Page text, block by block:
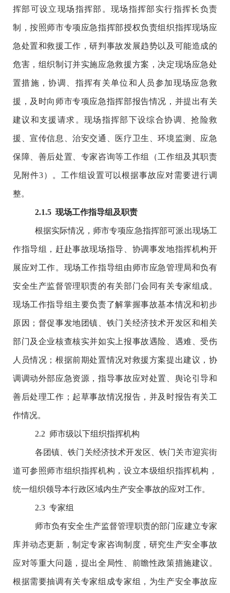
挥部可设立现场指挥部。现场指挥部实行指挥长负责
制，按照师市专项应急指挥部授权负责组织指挥现场应
急处置和救援工作，研判事故发展趋势以及可能造成的
危害，组织制订并实施应急救援方案，决定现场应急处
置措施，协调、指挥有关单位和人员参加现场应急救
援，及时向师市专项应急指挥部报告情况，并提出有关
建议和支援请求。现场指挥部下设综合协调、抢险救
援、宣传信息、治安交通、医疗卫生、环境监测、应急
保障、善后处置、专家咨询等工作组（工作组及其职责
见附件3）。工作组设置可以根据事故应对需要进行调
整。
2.1.5 现场工作指导组及职责
根据实际情况，师市专项应急指挥部可派出现场工
作指导组，赶赴事故现场指导、协调事发地指挥机构开
展应对工作。现场工作指导组由师市应急管理局和负有
安全生产监督管理职责的有关部门会同有关专家组成。
现场工作指导组主要负责了解掌握事故基本情况和初步
原因；督促事发地团镇、铁门关经济技术开发区和相关
部门及企业核查核实并如实上报事故遇险、遇难、受伤
人员情况；根据前期处置情况对救援方案提出建议，协
调调动外部应急资源，指导事故应对处置、舆论引导和
善后处理工作；起草事故情况报告，并及时报告有关工
作情况。
2.2 师市级以下组织指挥机构
各团镇、铁门关经济技术开发区、铁门关市迎宾街
道可参照师市组织指挥机构，设立本级组织指挥机构，
统一组织领导本行政区域内生产安全事故的应对工作。
2.3 专家组
师市负有安全生产监督管理职责的部门应建立专家
库并动态更新，制定专家咨询制度，研究生产安全事故
应对等重大问题，提出全局性、前瞻性政策措施建议。
根据需要抽调有关专家组成专家组，为生产安全事故应